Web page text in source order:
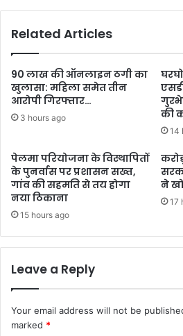
Related Articles
90 लाख की ऑनलाइन ठगी का
खुलासा: महिला समेत तीन
आरोपी गिरफ्तार…
3 hours ago
की
14
पेलमा परियोजना के विस्थापितों
के पुनर्वास पर प्रशासन सख्त,
गांव की सहमति से तय होगा
नया ठिकाना
15 hours ago
ने
17
Leave a Reply
Your email address will not be
marked *